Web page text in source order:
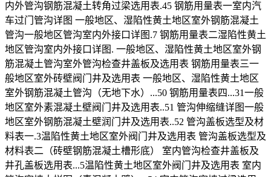
内外管沟钢筋混凝土转角过梁选用表.45 钢筋用量表一室内汽
车过门管沟详图 一般地区、湿陷性黄土地区室外钢筋混凝土
管沟一般地区管沟室内外接口详图.7 钢筋用量表二湿陷性黄土
地区管沟室内外接口详图. 一般地区、湿陷性黄土地区室外钢
筋混凝土管沟室外管沟检查井盖板及选用表 钢筋用量表三一
般地区室外砖壁阀门井及选用表 一般地区、湿陷性黄土地区
室外钢筋混凝土管沟（无地下水）...50 钢筋用量表四...31一般
地区室外素混凝土壁阀门井及选用表..51 管沟伸缩缝详图一般
地区室外钢筋混凝土壁润门井及选用表..52 管沟盖板选型及材
料表一.3温陷性黄土地区室外阀门井及选用表 管沟盖板选型及
材料表二（砖壁钢筋混凝土槽形底） 室内管沟检查井盖板及
井孔盖板选用表...5温陷性黄土地区室外阀门井及选用表 室内